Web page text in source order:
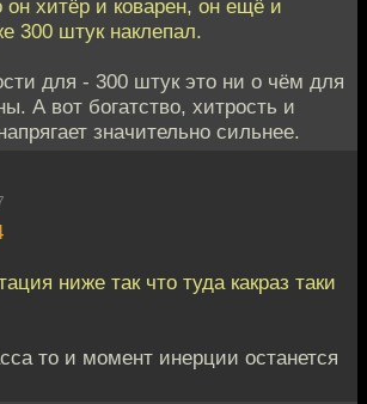
он хитёр и коварен, он ещё и
300 штук наклепал.
для - 300 штук это ни о чём для
А вот богатство, хитрость и
значительно сильнее.
ниже так что туда какраз таки
то и момент инерции останется